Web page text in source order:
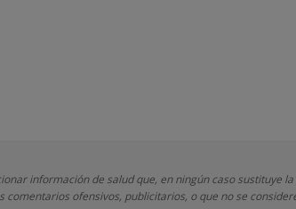
información de salud que, en ningún caso sustituye
comentarios ofensivos, publicitarios, o que no se